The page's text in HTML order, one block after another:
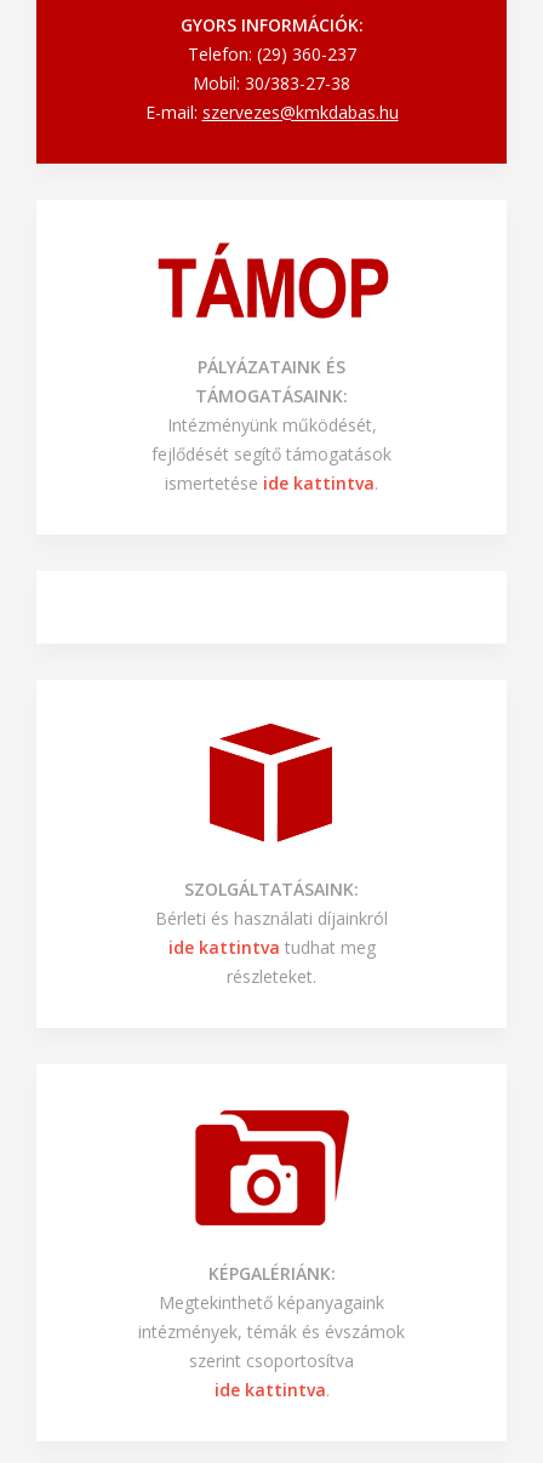
GYORS INFORMÁCIÓK:
Telefon: (29) 360-237
Mobil: 30/383-27-38
E-mail: szervezes@kmkdabas.hu
PÁLYÁZATAINK ÉS
TÁMOGATÁSAINK:
Intézményünk működését,
fejlődését segítő támogatások
ismertetése ide kattintva.
SZOLGÁLTATÁSAINK:
Bérleti és használati díjainkról
ide kattintva tudhat meg
részleteket.
KÉPGALÉRIÁNK:
Megtekinthető képanyagaink
intézmények, témák és évszámok
szerint csoportosítva
ide kattintva.